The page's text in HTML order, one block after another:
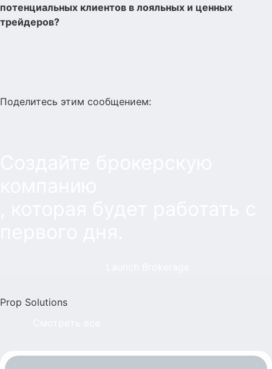
потенциальных клиентов в лояльных и ценных
трейдеров?
Поделитесь этим сообщением:
Prop Solutions